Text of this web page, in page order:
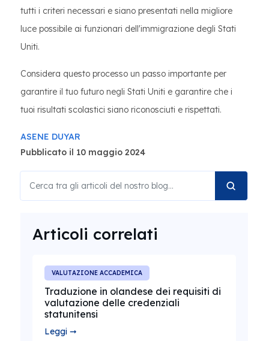
tutti i criteri necessari e siano presentati nella migliore
luce possibile ai funzionari dell'immigrazione degli Stati
Uniti.
Considera questo processo un passo importante per
garantire il tuo futuro negli Stati Uniti e garantire che i
tuoi risultati scolastici siano riconosciuti e rispettati.
ASENE DUYAR
Pubblicato il 10 maggio 2024
Articoli correlati
VALUTAZIONE ACCADEMICA
Traduzione in olandese dei requisiti di
valutazione delle credenziali
statunitensi
Leggi ➞